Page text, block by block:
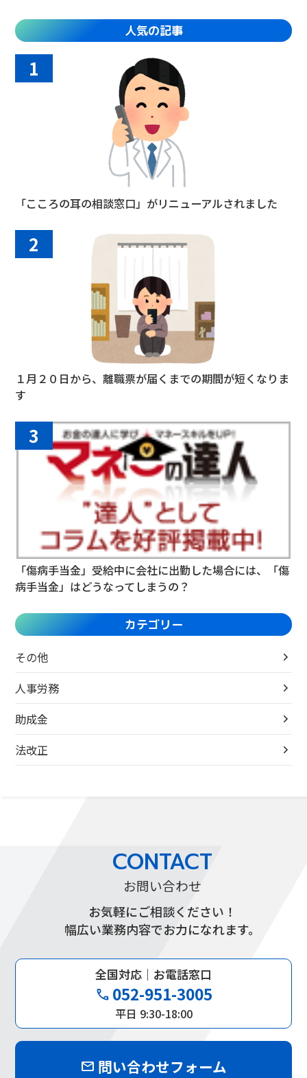
人気の記事
1
「こころの耳の相談窓口」がリニューアルされました
2
１月２０日から、離職票が届くまでの期間が短くなりま
す
3
「傷病手当金」受給中に会社に出勤した場合には、「傷
病手当金」はどうなってしまうの？
カテゴリー
その他
人事労務
助成金
法改正
CONTACT
お問い合わせ
お気軽にご相談ください！
幅広い業務内容でお力になれます。
全国対応｜お電話窓口
phone 052-951-3005
平日 9:30-18:00
mail 問い合わせフォーム